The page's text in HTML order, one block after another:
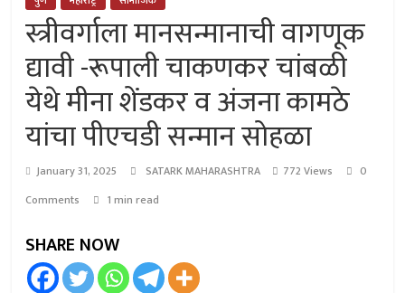
स्त्रीवर्गाला मानसन्मानाची वागणूक
द्यावी -रूपाली चाकणकर चांबळी
येथे मीना शेंडकर व अंजना कामठे
यांचा पीएचडी सन्मान सोहळा
January 31, 2025 SATARK MAHARASHTRA 772 Views
0
Comments
1 min read
SHARE NOW